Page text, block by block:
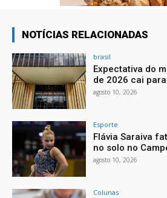
NOTÍCIAS RELACIONADAS
brasil
Expectativa do
de 2026 cai para
agosto 10, 2026
Esporte
Flávia Saraiva
no solo no
agosto 10, 2026
Colunas